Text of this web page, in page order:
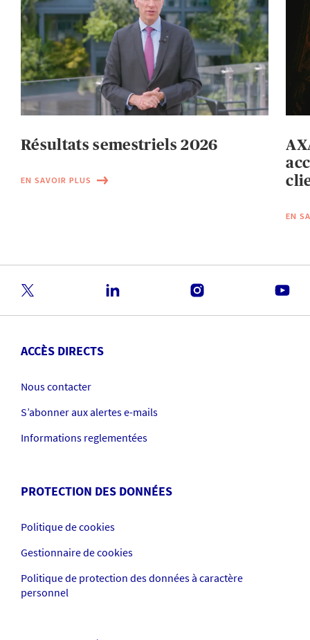
Résultats semestriels 2026
EN SAVOIR PLUS
EN
ACCÈS DIRECTS
Nous contacter
S’abonner aux alertes e-mails
Informations reglementées
PROTECTION DES DONNÉES
Politique de cookies
Gestionnaire de cookies
Politique de protection des données à caractère
personnel